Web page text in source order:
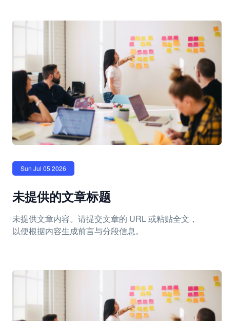
Sun Jul 05 2026
未提供的文章标题
未提供文章内容。请提交文章的 URL 或粘贴全文，
以便根据内容生成前言与分段信息。